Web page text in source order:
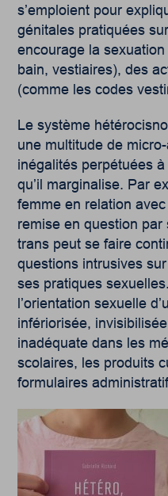
s’emploient pour
génitales pratiquées
encourage la
bain, vestiaires), des
(comme les codes
Le système
une multitude de
inégalités perpétuées
qu’il marginalise. Par
femme en relation
remise en question
trans peut se faire
questions intrusives
ses pratiques
l’orientation sexuelle
infériorisée,
inadéquate dans les
scolaires, les produits
formulaires